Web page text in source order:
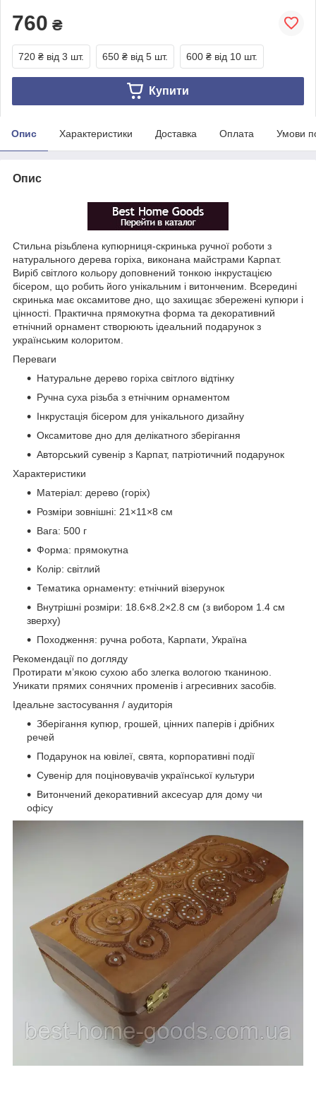
760 ₴
720 ₴ від 3 шт. 650 ₴ від 5 шт. 600 ₴ від 10 шт.
Купити
Опис Характеристики Доставка Оплата Умови
Опис
Стильна різьблена купюрниця-скринька ручної роботи з
натурального дерева горіха, виконана майстрами Карпат.
Виріб світлого кольору доповнений тонкою інкрустацією
бісером, що робить його унікальним і витонченим. Всередині
скринька має оксамитове дно, що захищає збережені купюри і
цінності. Практична прямокутна форма та декоративний
етнічний орнамент створюють ідеальний подарунок з
українським колоритом.
Переваги
Натуральне дерево горіха світлого відтінку
Ручна суха різьба з етнічним орнаментом
Інкрустація бісером для унікального дизайну
Оксамитове дно для делікатного зберігання
Авторський сувенір з Карпат, патріотичний подарунок
Характеристики
Матеріал: дерево (горіх)
Розміри зовнішні: 21×11×8 см
Вага: 500 г
Форма: прямокутна
Колір: світлий
Тематика орнаменту: етнічний візерунок
Внутрішні розміри: 18.6×8.2×2.8 см (з вибором 1.4 см
зверху)
Походження: ручна робота, Карпати, Україна
Рекомендації по догляду
Протирати м’якою сухою або злегка вологою тканиною.
Уникати прямих сонячних променів і агресивних засобів.
Ідеальне застосування / аудиторія
Зберігання купюр, грошей, цінних паперів і дрібних
речей
Подарунок на ювілеї, свята, корпоративні події
Сувенір для поціновувачів української культури
Витончений декоративний аксесуар для дому чи
офісу